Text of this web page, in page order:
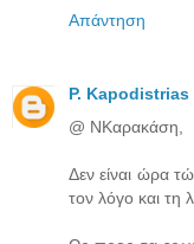
Απάντηση
P. Kapodistrias
@ ΝΚαρακάση,
Δεν είναι ώρα
τον λόγο και τη